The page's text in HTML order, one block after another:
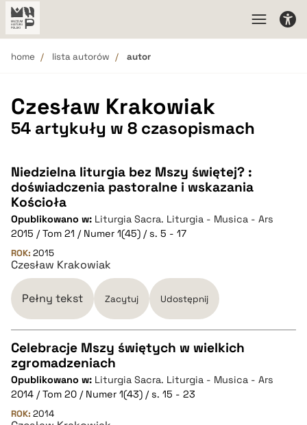
home lista autorów autor
Czesław Krakowiak
54 artykuły w 8 czasopismach
Niedzielna liturgia bez Mszy świętej? :
doświadczenia pastoralne i wskazania
Kościoła
Opublikowano w: Liturgia Sacra. Liturgia - Musica - Ars
2015 / Tom 21 / Numer 1(45) / s. 5 - 17
ROK: 2015
Czesław Krakowiak
Pełny tekst Zacytuj Udostępnij
CZYSTY TEKST
pobierz cytat
Celebracje Mszy świętych w wielkich
zgromadzeniach
Opublikowano w: Liturgia Sacra. Liturgia - Musica - Ars
2014 / Tom 20 / Numer 1(43) / s. 15 - 23
ROK: 2014